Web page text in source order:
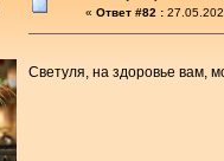
« Ответ #82 :
Светуля, на здоровье вам,